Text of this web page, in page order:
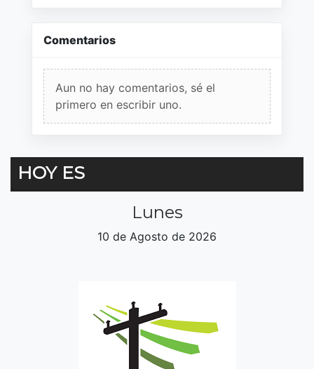
Comentarios
Aun no hay comentarios, sé el
primero en escribir uno.
HOY ES
Lunes
10 de Agosto de 2026